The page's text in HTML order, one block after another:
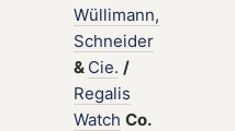
Wüllimann,
Schneider
& Cie. /
Regalis
Watch Co.